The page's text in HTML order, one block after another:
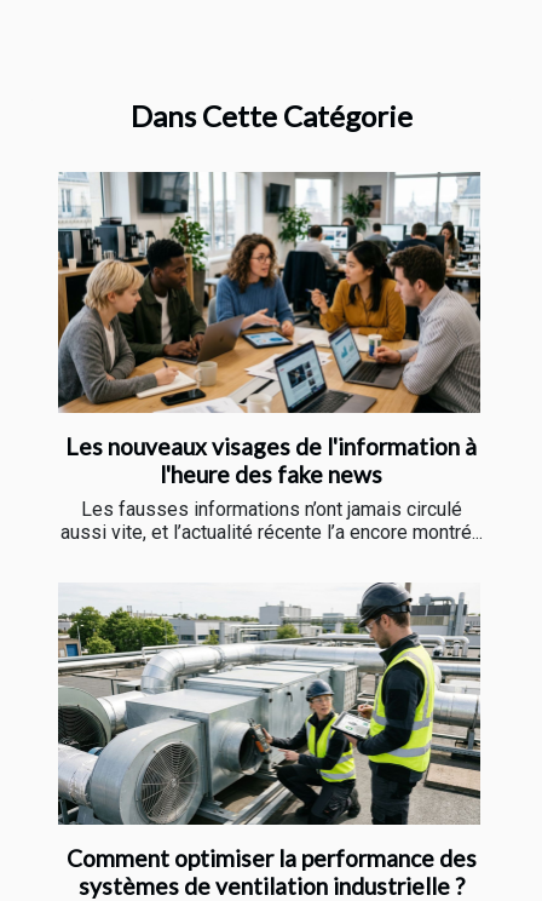
Dans Cette Catégorie
Les nouveaux visages de l'information à
l'heure des fake news
Les fausses informations n’ont jamais circulé
aussi vite, et l’actualité récente l’a encore montré...
Comment optimiser la performance des
systèmes de ventilation industrielle ?